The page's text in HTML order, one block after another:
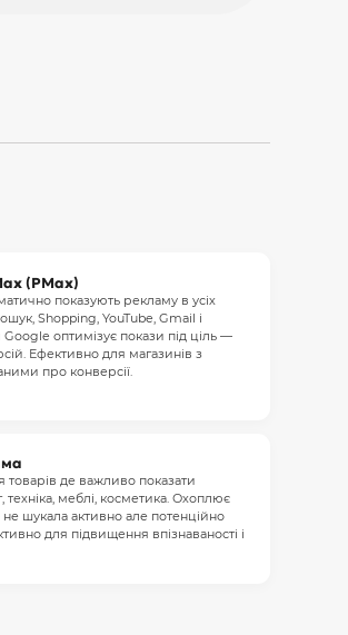
(PMax)
показують рекламу в усіх
Shopping, YouTube, Gmail і
оптимізує покази під ціль —
Ефективно для магазинів з
про конверсії.
товарів де важливо показати
техніка, меблі, косметика. Охоплює
шукала активно але потенційно
для підвищення впізнаваності і